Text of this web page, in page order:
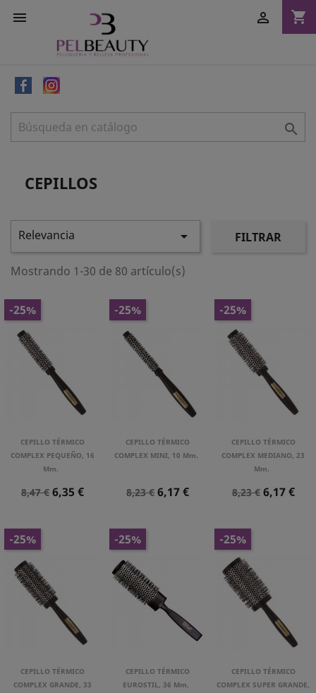
 shopping_cart


CEPILLOS
Relevancia  FILTRAR
Mostrando 1-30 de 80 artículo(s)
CEPILLO TÉRMICO
COMPLEX PEQUEÑO, 16
Mm.
Precio
8,47 € Precio
6,35 €
-25%
CEPILLO TÉRMICO
COMPLEX MINI, 10 Mm.
Precio
8,23 €Precio
6,17 €
-25%
CEPILLO TÉRMICO
COMPLEX MEDIANO, 23
Mm.
Precio
8,23 € Precio
6,17 €
-25%
CEPILLO TÉRMICO
COMPLEX GRANDE, 33
-25%
CEPILLO TÉRMICO
EUROSTIL, 36 Mm.
-25%
CEPILLO TÉRMICO
COMPLEX SUPER GRANDE,
-25%